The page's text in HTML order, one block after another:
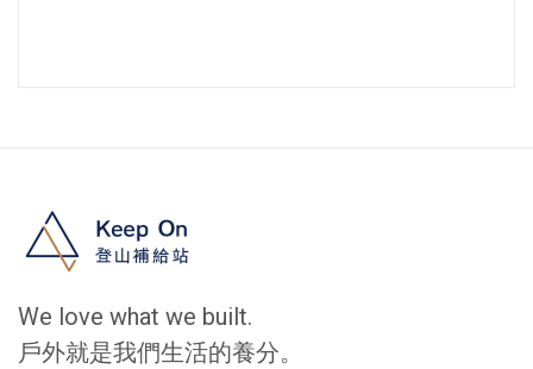
We love what we built.
戶外就是我們生活的養分。